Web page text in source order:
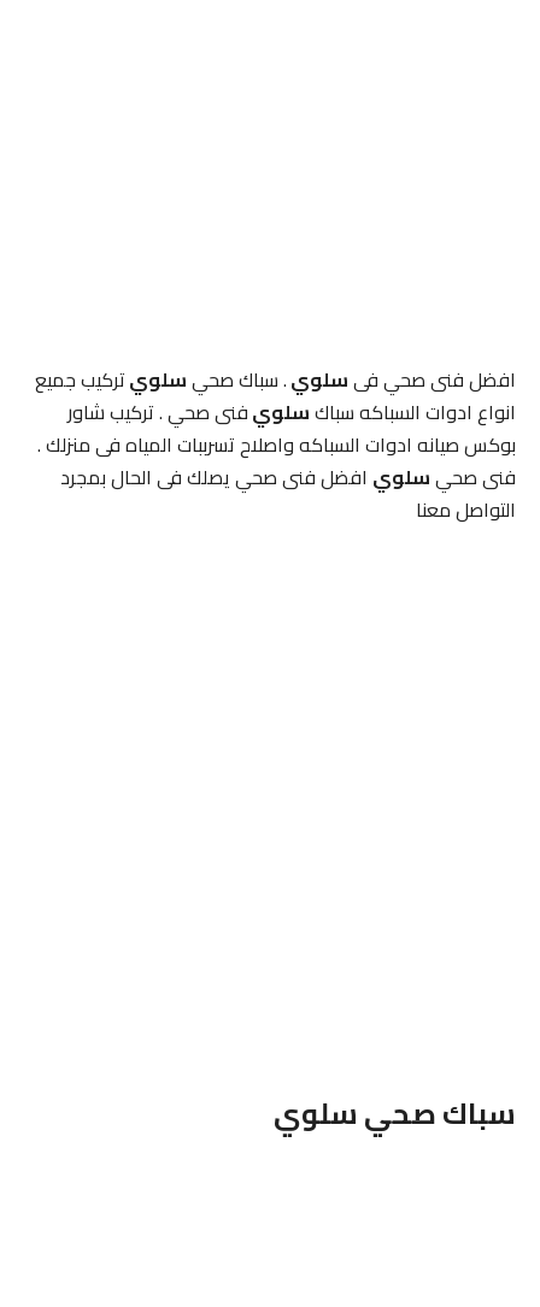
افضل فنى صحي فىسلوي. سباك صحيسلويتركيب جميع
انواع ادوات السباكه سباكسلويفنى صحي . تركيب شاور
بوكس صيانه ادوات السباكه واصلاح تسرببات المياه فى منزلك .
فنى صحيسلويافضل فنى صحي يصلك فى الحال بمجرد
التواصل معنا
سباك صحيسلوي